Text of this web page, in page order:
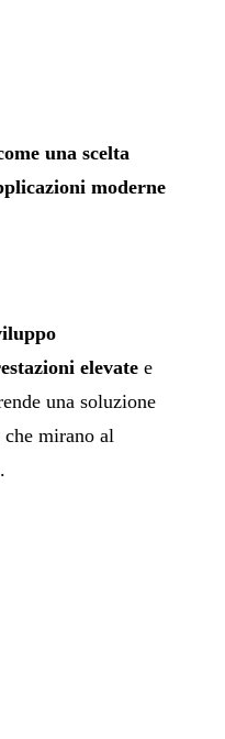
una scelta
moderne
elevate e
una soluzione
mirano al
.